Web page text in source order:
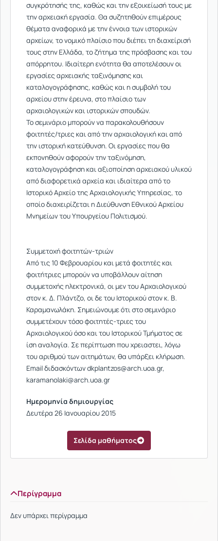
συγκρότησής της, καθώς και την εξοικείωσή τους με
την αρχειακή εργασία. Θα συζητηθούν επιμέρους
θέματα αναφορικά με την έννοια των ιστορικών
αρχείων, το νομικό πλαίσιο που διέπει τη διαχείρισή
τους στην Ελλάδα, το ζήτημα της πρόσβασης και του
απόρρητου. Ιδιαίτερη ενότητα θα αποτελέσουν οι
εργασίες αρχειακής ταξινόμησης και
καταλογογράφησης, καθώς και η συμβολή του
αρχείου στην έρευνα, στο πλαίσιο των
αρχαιολογικών και ιστορικών σπουδών.
Το σεμινάριο μπορούν να παρακολουθήσουν
φοιτητές/τριες και από την αρχαιολογική και από
την ιστορική κατεύθυνση. Οι εργασίες που θα
εκπονηθούν αφορούν την ταξινόμηση,
καταλογογράφηση και αξιοποίηση αρχειακού υλικού
από διαφορετικά αρχεία και ιδιαίτερα από το
Ιστορικό Αρχείο της Αρχαιολογικής Υπηρεσίας, το
οποίο διαχειρίζεται η Διεύθυνση Εθνικού Αρχείου
Μνημείων του Υπουργείου Πολιτισμού.
Συμμετοχή φοιτητών-τριών
Από τις 10 Φεβρουαρίου και μετά φοιτητές και
φοιτήτριες μπορούν να υποβάλλουν αίτηση
συμμετοχής ηλεκτρονικά, οι μεν του Αρχαιολογικού
στον κ. Δ. Πλάντζο, οι δε του Ιστορικού στον κ. Β.
Καραμανωλάκη. Σημειώνουμε ότι στο σεμινάριο
συμμετέχουν τόσο φοιτητές-τριες του
Αρχαιολογικού όσο και του Ιστορικού Τμήματος σε
ίση αναλογία. Σε περίπτωση που χρειαστει, λόγω
του αριθμού των αιτημάτων, θα υπάρξει κλήρωση.
Email διδασκόντωνdkplantzos@arch.uoa.gr,
karamanolaki@arch.uoa.gr
Ημερομηνία δημιουργίας
Δευτέρα 26 Ιανουαρίου 2015
Σελίδα μαθήματος
Περίγραμμα
Δεν υπάρχει περίγραμμα